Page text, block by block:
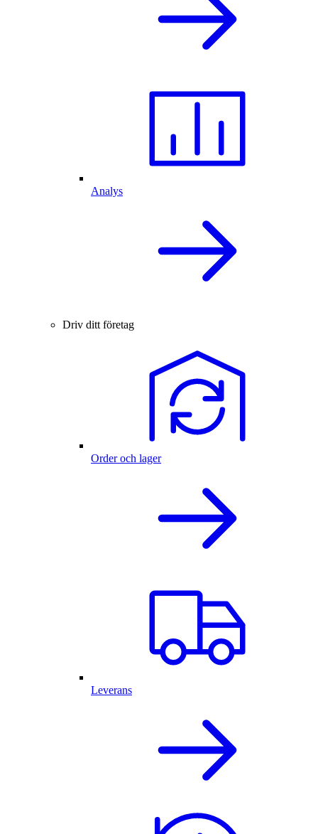
Analys
Driv ditt företag
Order och lager
Leverans